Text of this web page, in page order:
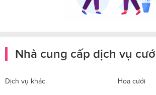
Nhà cung cấp dịch vụ
Dịch vụ khác Hoa cưới